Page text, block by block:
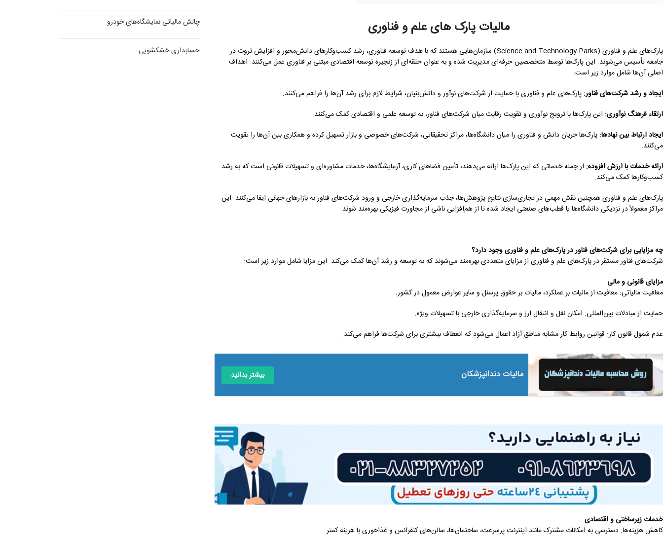
مالیات پارک های علم و فناوری
پارک‌های علم و فناوری (Science and Technology Parks) سازمان‌هایی هستند که با هدف توسعه فناوری، رشد کسب‌وکارهای دانش‌محور و افزایش ثروت در
جامعه تأسیس می‌شوند. این پارک‌ها توسط متخصصین حرفه‌ای مدیریت شده و به عنوان حلقه‌ای از زنجیره توسعه اقتصادی مبتنی بر فناوری عمل می‌کنند. اهداف
اصلی آن‌ها شامل موارد زیر است:
ایجاد و رشد شرکت‌های فناور: پارک‌های علم و فناوری با حمایت از شرکت‌های نوآور و دانش‌بنیان، شرایط لازم برای رشد آن‌ها را فراهم می‌کنند.
ارتقاء فرهنگ نوآوری: این پارک‌ها با ترویج نوآوری و تقویت رقابت میان شرکت‌های فناور، به توسعه علمی و اقتصادی کمک می‌کنند.
ایجاد ارتباط بین نهادها: پارک‌ها جریان دانش و فناوری را میان دانشگاه‌ها، مراکز تحقیقاتی، شرکت‌های خصوصی و بازار تسهیل کرده و همکاری بین آن‌ها را تقویت
می‌کنند.
ارائه خدمات با ارزش افزوده: از جمله خدماتی که این پارک‌ها ارائه می‌دهند، تأمین فضاهای کاری، آزمایشگاه‌ها، خدمات مشاوره‌ای و تسهیلات قانونی است که به رشد
کسب‌وکارها کمک می‌کند.
پارک‌های علم و فناوری همچنین نقش مهمی در تجاری‌سازی نتایج پژوهش‌ها، جذب سرمایه‌گذاری خارجی و ورود شرکت‌های فناور به بازارهای جهانی ایفا می‌کنند. این
مراکز معمولاً در نزدیکی دانشگاه‌ها یا قطب‌های صنعتی ایجاد شده تا از هم‌افزایی ناشی از مجاورت فیزیکی بهره‌مند شوند.
چه مزایایی برای شرکت‌های فناور در پارک‌های علم و فناوری وجود دارد؟
شرکت‌های فناور مستقر در پارک‌های علم و فناوری از مزایای متعددی بهره‌مند می‌شوند که به توسعه و رشد آن‌ها کمک می‌کند. این مزایا شامل موارد زیر است:
مزایای قانونی و مالی
معافیت مالیاتی: معافیت از مالیات بر عملکرد، مالیات بر حقوق پرسنل و سایر عوارض معمول در کشور.
حمایت از مبادلات بین‌المللی: امکان نقل و انتقال ارز و سرمایه‌گذاری خارجی با تسهیلات ویژه.
عدم شمول قانون کار: قوانین روابط کار مشابه مناطق آزاد اعمال می‌شود که انعطاف بیشتری برای شرکت‌ها فراهم می‌کند.
مالیات دندانپزشکان بیشتر بدانید
خدمات زیرساختی و اقتصادی
کاهش هزینه‌ها: دسترسی به امکانات مشترک مانند اینترنت پرسرعت، ساختمان‌ها، سالن‌های کنفرانس و غذاخوری با هزینه کمتر
چالش مالیاتی نمایشگاه‌های خودرو
حسابداری خشکشویی